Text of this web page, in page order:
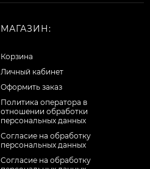
МАГАЗИН:
Корзина
Личный кабинет
Оформить заказ
Политика оператора в
отношении обработки
персональных данных
Согласие на обработку
персональных данных
Cогласие на обработку